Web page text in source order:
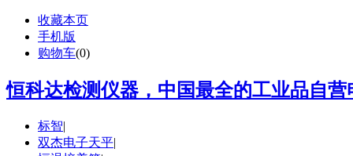
收藏本页
手机版
购物车(0)
恒科达检测仪器，中国最全的工业品自
标智|
双杰电子天平|